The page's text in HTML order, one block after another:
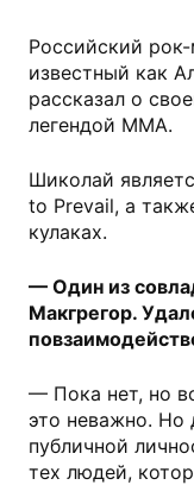
Российский
известный как
рассказал о
легендой ММА.
Шиколай
to Prevail, а
кулаках.
— Один из
Макгрегор.
— Пока нет, но
это неважно. Но
публичной
тех людей,